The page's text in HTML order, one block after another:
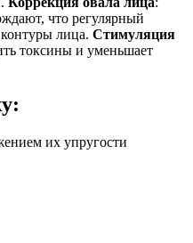
что регулярный
лица. Стимуляция
токсины и уменьшает
их упругости